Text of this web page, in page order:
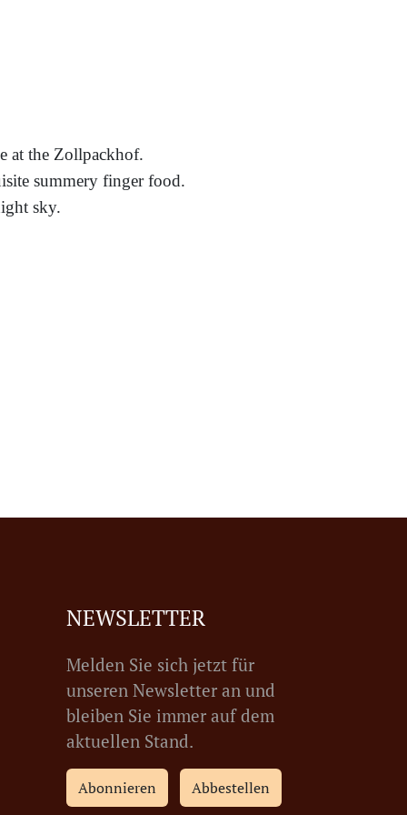
at the Zollpackhof.
summery finger food.
sky.
NEWSLETTER
Melden Sie sich jetzt für
unseren Newsletter an und
bleiben Sie immer auf dem
aktuellen Stand.
Abonnieren Abbestellen